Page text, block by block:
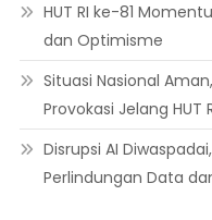
HUT RI ke-81
dan Optimisme
Situasi Nasional
Provokasi Jelang HUT
Disrupsi AI
Perlindungan Data